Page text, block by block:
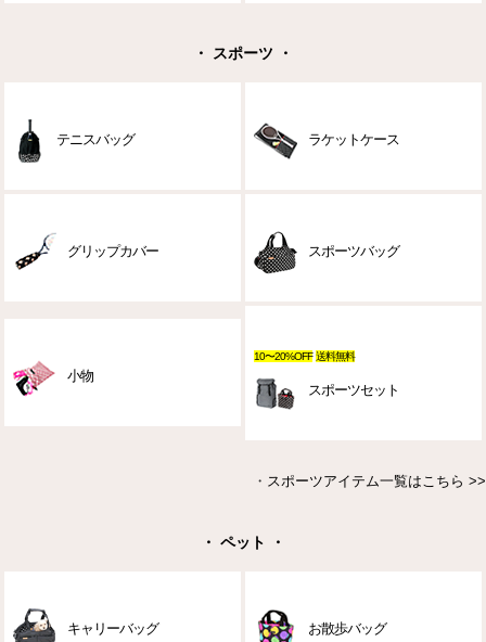
・ スポーツ ・
テニスバッグ ラケットケース
グリップカバー スポーツバッグ
小物
10〜20%OFF 送料無料
スポーツセット
・ スポーツアイテム一覧はこちら >>
・ ペット ・
キャリーバッグ お散歩バッグ